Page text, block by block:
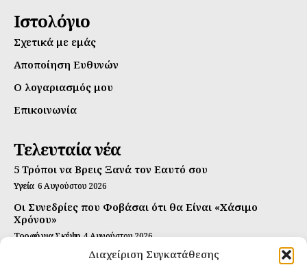
Διαχείριση Συγκατάθεσης
Ιστολόγιο
Σχετικά με εμάς
Αποποίηση Ευθυνών
Ο λογαριασμός μου
Επικοινωνία
Τελευταία νέα
5 Τρόποι να Βρεις Ξανά τον Εαυτό σου
Υγεία 6 Αυγούστου 2026
Οι Συνεδρίες που Φοβάσαι ότι θα Είναι «Χάσιμο
Χρόνου»
Τροφή για Σκέψη 4 Αυγούστου 2026
Αυτή Είναι η Συνταγή για Τέλεια Κομπούτσα